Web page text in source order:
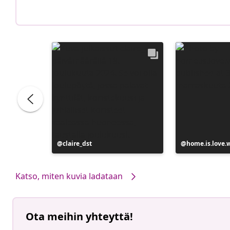
Julkaissut
claire_dst Julkaissut
Katso, miten kuvia ladataan
Ota meihin yhteyttä!